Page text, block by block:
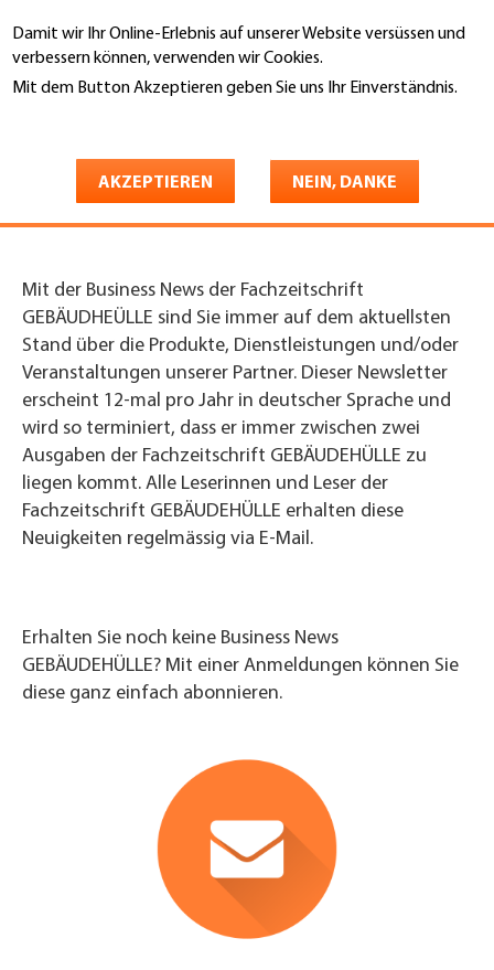
Damit wir Ihr Online-Erlebnis auf unserer Website versüssen und
verbessern können, verwenden wir Cookies.
Mit dem Button Akzeptieren geben Sie uns Ihr Einverständnis.
AKZEPTIEREN NEIN, DANKE
zum
Inhalt
Business News
GEBÄUDEHÜLLE
Mit der Business News der Fachzeitschrift
GEBÄUDHEÜLLE sind Sie immer auf dem aktuellsten
Stand über die Produkte, Dienstleistungen und/oder
Veranstaltungen unserer Partner. Dieser Newsletter
erscheint 12-mal pro Jahr in deutscher Sprache und
wird so terminiert, dass er immer zwischen zwei
Ausgaben der Fachzeitschrift GEBÄUDEHÜLLE zu
liegen kommt. Alle Leserinnen und Leser der
Fachzeitschrift GEBÄUDEHÜLLE erhalten diese
Neuigkeiten regelmässig via E-Mail.
Erhalten Sie noch keine Business News
GEBÄUDEHÜLLE? Mit einer Anmeldungen können Sie
diese ganz einfach abonnieren.